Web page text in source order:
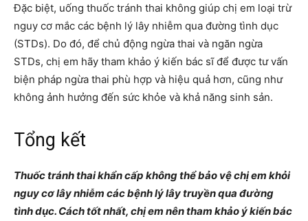
Đặc biệt, uống thuốc tránh thai không giúp chị em loại trừ
nguy cơ mắc các bệnh lý lây nhiễm qua đường tình dục
(STDs). Do đó, để chủ động ngừa thai và ngăn ngừa
STDs, chị em hãy tham khảo ý kiến bác sĩ để được tư vấn
biện pháp ngừa thai phù hợp và hiệu quả hơn, cũng như
không ảnh hưởng đến sức khỏe và khả năng sinh sản.
Tổng kết
Thuốc tránh thai khẩn cấp không thể bảo vệ chị em khỏi
nguy cơ lây nhiễm các bệnh lý lây truyền qua đường
tình dục. Cách tốt nhất, chị em nên tham khảo ý kiến bác